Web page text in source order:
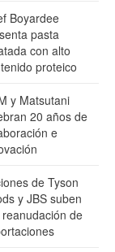
Boyardee
pasta
con alto
proteico
y Matsutani
20 años de
e
de Tyson
y JBS suben
de